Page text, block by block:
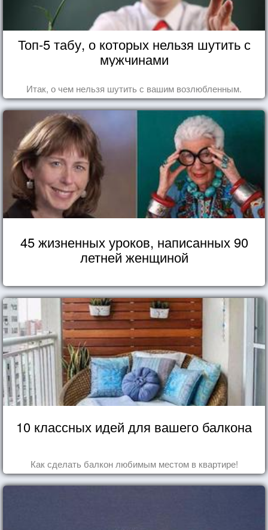
Топ-5 табу, о которых нельзя шутить с
мужчинами
Итак, о чем нельзя шутить с вашим возлюбленным.
45 жизненных уроков, написанных 90
летней женщиной
10 классных идей для вашего балкона
Как сделать балкон любимым местом в квартире!